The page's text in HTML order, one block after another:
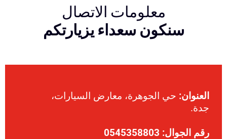
معلومات الاتصال
سنكون سعداء يزيارتكم
العنوان: حي الجوهرة، معارض السيارات،
جدة.
رقم الجوال: 0545358803